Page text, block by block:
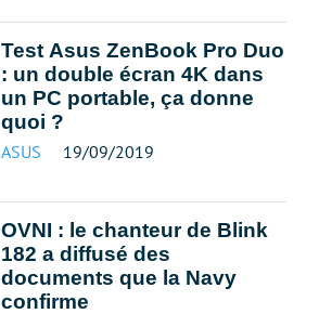
Test Asus ZenBook Pro Duo
: un double écran 4K dans
un PC portable, ça donne
quoi ?
ASUS 19/09/2019
OVNI : le chanteur de Blink
182 a diffusé des
documents que la Navy
confirme